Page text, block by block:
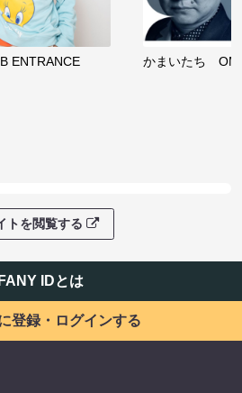
ENTRANCE かまいたち
トを閲覧する
FANY IDとは
登録・ログインする